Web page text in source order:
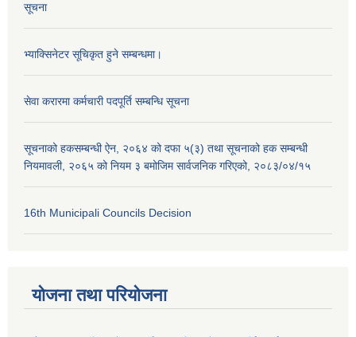
सूचना
भ्याक्सिनेटर सूचिकृत हुने सम्बन्धमा।
सेवा करारमा कर्मचारी पदपूर्ति सम्बन्धि सूचना
सूचनाको हकसम्बन्धी ऐन, २०६४ को दफा ५(३) तथा सूचनाको हक सम्बन्धी
नियमावली, २०६५ को नियम ३ बमोजिम सार्वजनिक गरिएको, २०८३/०४/१५
16th Municipali Councils Decision
योजना तथा परियोजना